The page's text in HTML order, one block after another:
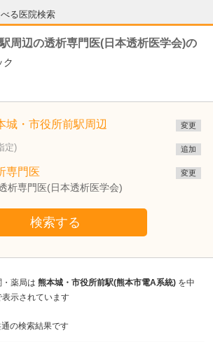
る医院検索
周辺の透析専門医(日本透析医学会)の
ク
城・市役所前駅周辺 変更
定) 追加
専門医
析専門医(日本透析医学会)
変更
検索する
薬局は 熊本城・市役所前駅(熊本市電A系統) を中
示されています
の検索結果です